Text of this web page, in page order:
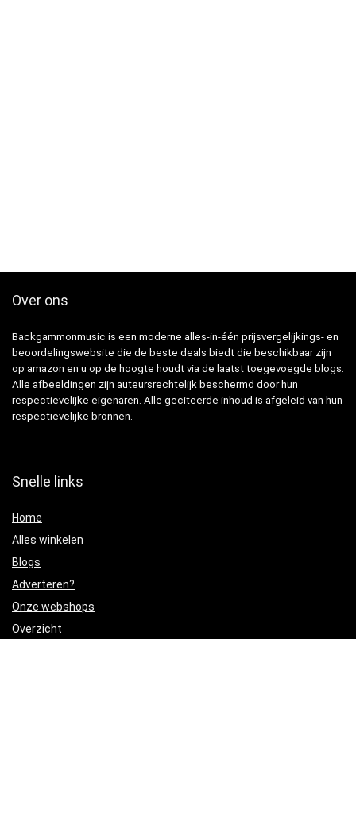
Over ons
Backgammonmusic is een moderne alles-in-één prijsvergelijkings- en
beoordelingswebsite die de beste deals biedt die beschikbaar zijn
op amazon en u op de hoogte houdt via de laatst toegevoegde blogs.
Alle afbeeldingen zijn auteursrechtelijk beschermd door hun
respectievelijke eigenaren. Alle geciteerde inhoud is afgeleid van hun
respectievelijke bronnen.
Snelle links
Home
Alles winkelen
Blogs
Adverteren?
Onze webshops
Overzicht